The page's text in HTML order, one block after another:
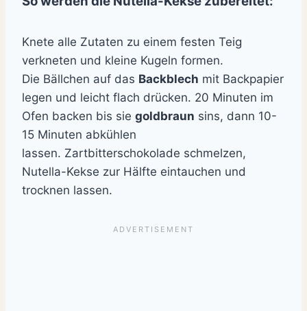
Knete alle Zutaten zu einem festen Teig
verkneten und kleine Kugeln formen.
Die Bällchen auf das Backblech mit Backpapier
legen und leicht flach drücken. 20 Minuten im
Ofen backen bis sie goldbraun sins, dann 10-
15 Minuten abkühlen
lassen. Zartbitterschokolade schmelzen,
Nutella-Kekse zur Hälfte eintauchen und
trocknen lassen.